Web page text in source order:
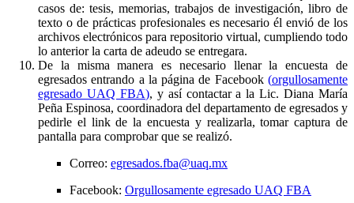
casos de: tesis, memorias, trabajos de investigación, libro de
texto o de prácticas profesionales es necesario él envió de los
archivos electrónicos para repositorio virtual, cumpliendo todo
lo anterior la carta de adeudo se entregara.
De la misma manera es necesario llenar la encuesta de
egresados entrando a la página de Facebook (orgullosamente
egresado UAQ FBA), y así contactar a la Lic. Diana María
Peña Espinosa, coordinadora del departamento de egresados y
pedirle el link de la encuesta y realizarla, tomar captura de
pantalla para comprobar que se realizó.
Correo: egresados.fba@uaq.mx
Facebook: Orgullosamente egresado UAQ FBA